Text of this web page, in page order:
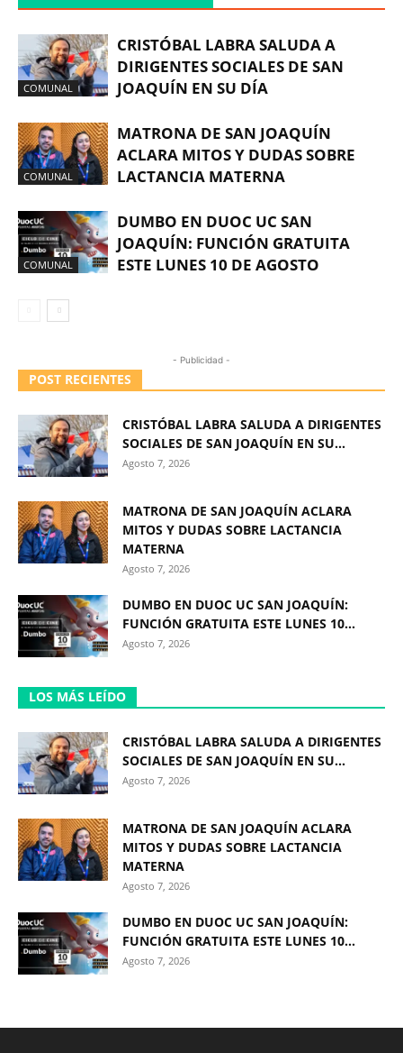
COMUNAL
CRISTÓBAL LABRA SALUDA A
DIRIGENTES SOCIALES DE SAN
JOAQUÍN EN SU DÍA
COMUNAL
MATRONA DE SAN JOAQUÍN
ACLARA MITOS Y DUDAS SOBRE
LACTANCIA MATERNA
COMUNAL
DUMBO EN DUOC UC SAN
JOAQUÍN: FUNCIÓN GRATUITA
ESTE LUNES 10 DE AGOSTO
- Publicidad -
POST RECIENTES
CRISTÓBAL LABRA SALUDA A DIRIGENTES
SOCIALES DE SAN JOAQUÍN EN SU...
Agosto 7, 2026
MATRONA DE SAN JOAQUÍN ACLARA
MITOS Y DUDAS SOBRE LACTANCIA
MATERNA
Agosto 7, 2026
DUMBO EN DUOC UC SAN JOAQUÍN:
FUNCIÓN GRATUITA ESTE LUNES 10...
Agosto 7, 2026
LOS MÁS LEÍDO
CRISTÓBAL LABRA SALUDA A DIRIGENTES
SOCIALES DE SAN JOAQUÍN EN SU...
Agosto 7, 2026
MATRONA DE SAN JOAQUÍN ACLARA
MITOS Y DUDAS SOBRE LACTANCIA
MATERNA
Agosto 7, 2026
DUMBO EN DUOC UC SAN JOAQUÍN:
FUNCIÓN GRATUITA ESTE LUNES 10...
Agosto 7, 2026